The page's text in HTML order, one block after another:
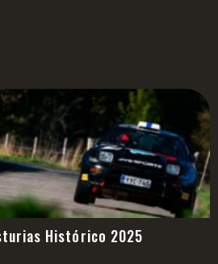
Histórico 2025